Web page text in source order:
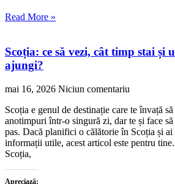
Read More »
Scoția: ce să vezi, cât timp stai și
ajungi?
mai 16, 2026 Niciun comentariu
Scoția e genul de destinație care te învață
anotimpuri într-o singură zi, dar te și face
pas. Dacă planifici o călătorie în Scoția și ai
informații utile, acest articol este pentru
Scoția,
Apreciază: